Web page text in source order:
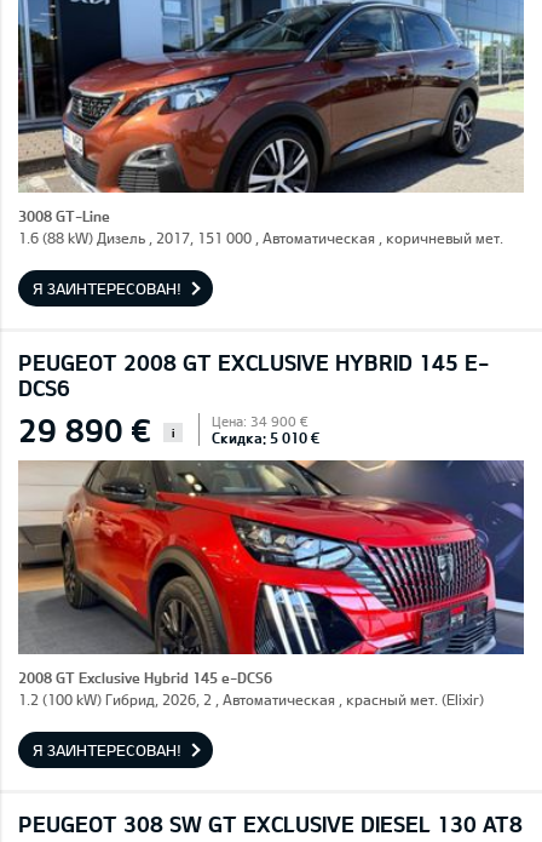
3008 GT-Line
1.6 (88 kW) Дизель , 2017, 151 000 , Автоматическая , коричневый мет.
Я ЗАИНТЕРЕСОВАН!
PEUGEOT 2008 GT EXCLUSIVE HYBRID 145 E-
DCS6
29 890 € i
Цена: 34 900 €
Скидка: 5 010 €
2008 GT Exclusive Hybrid 145 e-DCS6
1.2 (100 kW) Гибрид, 2026, 2 , Автоматическая , красный мет. (Elixir)
Я ЗАИНТЕРЕСОВАН!
PEUGEOT 308 SW GT EXCLUSIVE DIESEL 130 AT8